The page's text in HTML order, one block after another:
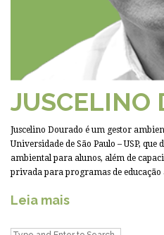
JUSCELINO
Juscelino Dourado é um gestor
Universidade de São Paulo – USP, que
ambiental para alunos, além de
privada para programas de
Leia mais